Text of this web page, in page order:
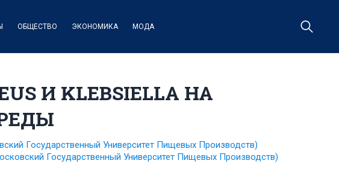
ОБЩЕСТВО ЭКОНОМИКА МОДА
И KLEBSIELLA НА
Государственный Университет Пищевых Производств)
Государственный Университет Пищевых Производств)